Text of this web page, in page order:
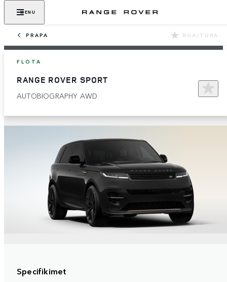
MENU
PRAPA RUAJTURA
FLOTA
RANGE ROVER SPORT
AUTOBIOGRAPHY AWD
Specifikimet